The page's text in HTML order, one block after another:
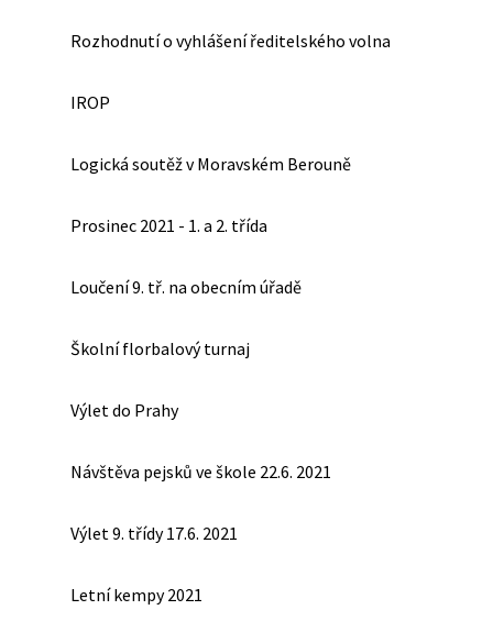
Rozhodnutí o vyhlášení ředitelského volna
IROP
Logická soutěž v Moravském Berouně
Prosinec 2021 - 1. a 2. třída
Loučení 9. tř. na obecním úřadě
Školní florbalový turnaj
Výlet do Prahy
Návštěva pejsků ve škole 22.6. 2021
Výlet 9. třídy 17.6. 2021
Letní kempy 2021